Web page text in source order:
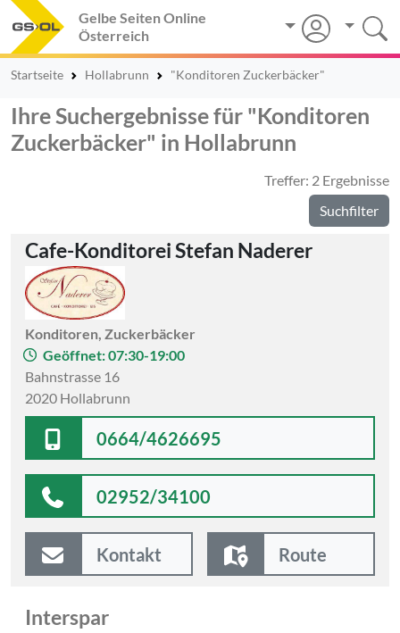
Gelbe Seiten Online
Österreich
Startseite Hollabrunn "Konditoren Zuckerbäcker"
Ihre Suchergebnisse für "Konditoren
Zuckerbäcker" in Hollabrunn
Treffer: 2 Ergebnisse
Suchfilter
Cafe-Konditorei Stefan Naderer
Konditoren, Zuckerbäcker
Geöffnet: 07:30-19:00
Bahnstrasse 16
2020 Hollabrunn
0664/4626695
02952/34100
Kontakt Route
Interspar